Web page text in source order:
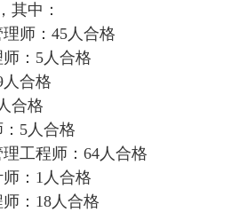
，其中：
师：45人合格
：5人合格
合格
合格
5人合格
工程师：64人合格
：1人合格
：18人合格